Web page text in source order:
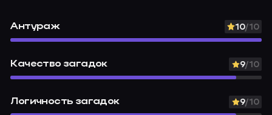
Антураж 10/10
Качество загадок 9/10
Логичность загадок 9/10